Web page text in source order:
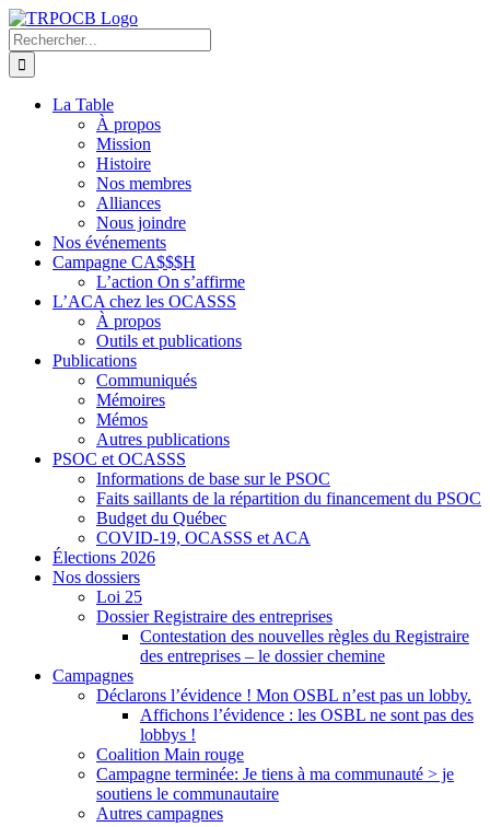
Passer
au
contenu
Rechercher:
La Table
À propos
Mission
Histoire
Nos membres
Alliances
Nous joindre
Nos événements
Campagne CA$$$H
L’action On s’affirme
L’ACA chez les OCASSS
À propos
Outils et publications
Publications
Communiqués
Mémoires
Mémos
Autres publications
PSOC et OCASSS
Informations de base sur le PSOC
Faits saillants de la répartition du financement du PSOC
Budget du Québec
COVID-19, OCASSS et ACA
Élections 2026
Nos dossiers
Loi 25
Dossier Registraire des entreprises
Contestation des nouvelles règles du Registraire
des entreprises – le dossier chemine
Campagnes
Déclarons l’évidence ! Mon OSBL n’est pas un lobby.
Affichons l’évidence : les OSBL ne sont pas des
lobbys !
Coalition Main rouge
Campagne terminée: Je tiens à ma communauté > je
soutiens le communautaire
Autres campagnes